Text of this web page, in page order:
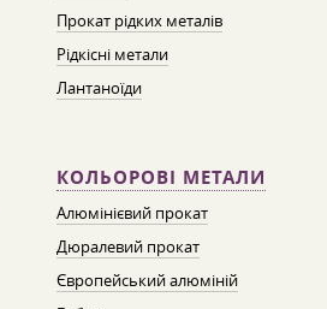
Прокат рідких металів
Рідкісні метали
Лантаноїди
КОЛЬОРОВІ МЕТАЛИ
Алюмінієвий прокат
Дюралевий прокат
Європейський алюміній